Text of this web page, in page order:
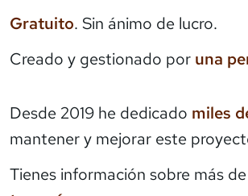
Gratuito. Sin ánimo de lucro.
Creado y gestionado por una
Desde 2019 he dedicado miles
mantener y mejorar este
Tienes información sobre más de